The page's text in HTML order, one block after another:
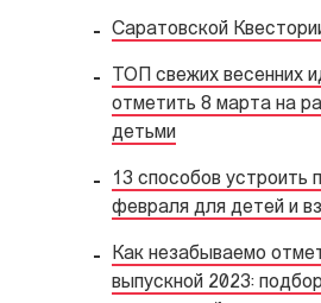
Саратовской
ТОП свежих весенних
отметить 8 марта на
детьми
13 способов устроить
февраля для детей и
Как незабываемо
выпускной 2023: